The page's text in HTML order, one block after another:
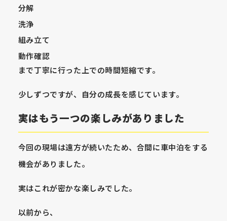
分解
洗浄
組み立て
動作確認
まで丁寧に行った上での時間短縮です。
少しずつですが、自分の成長を感じています。
実はもう一つの楽しみがありました
今回の現場は遠方が続いたため、合間に車中泊をする
機会がありました。
実はこれが密かな楽しみでした。
以前から、